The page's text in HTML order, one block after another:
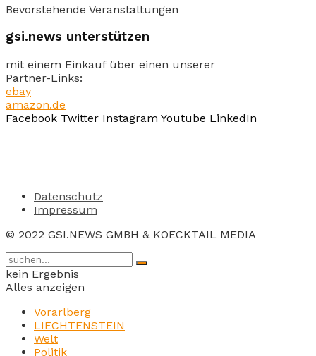
Bevorstehende Veranstaltungen
gsi.news unterstützen
mit einem Einkauf über einen unserer
Partner-Links:
ebay
amazon.de
Facebook Twitter Instagram Youtube LinkedIn
Datenschutz
Impressum
© 2022 GSI.NEWS GMBH & KOECKTAIL MEDIA
kein Ergebnis
Alles anzeigen
Vorarlberg
LIECHTENSTEIN
Welt
Politik